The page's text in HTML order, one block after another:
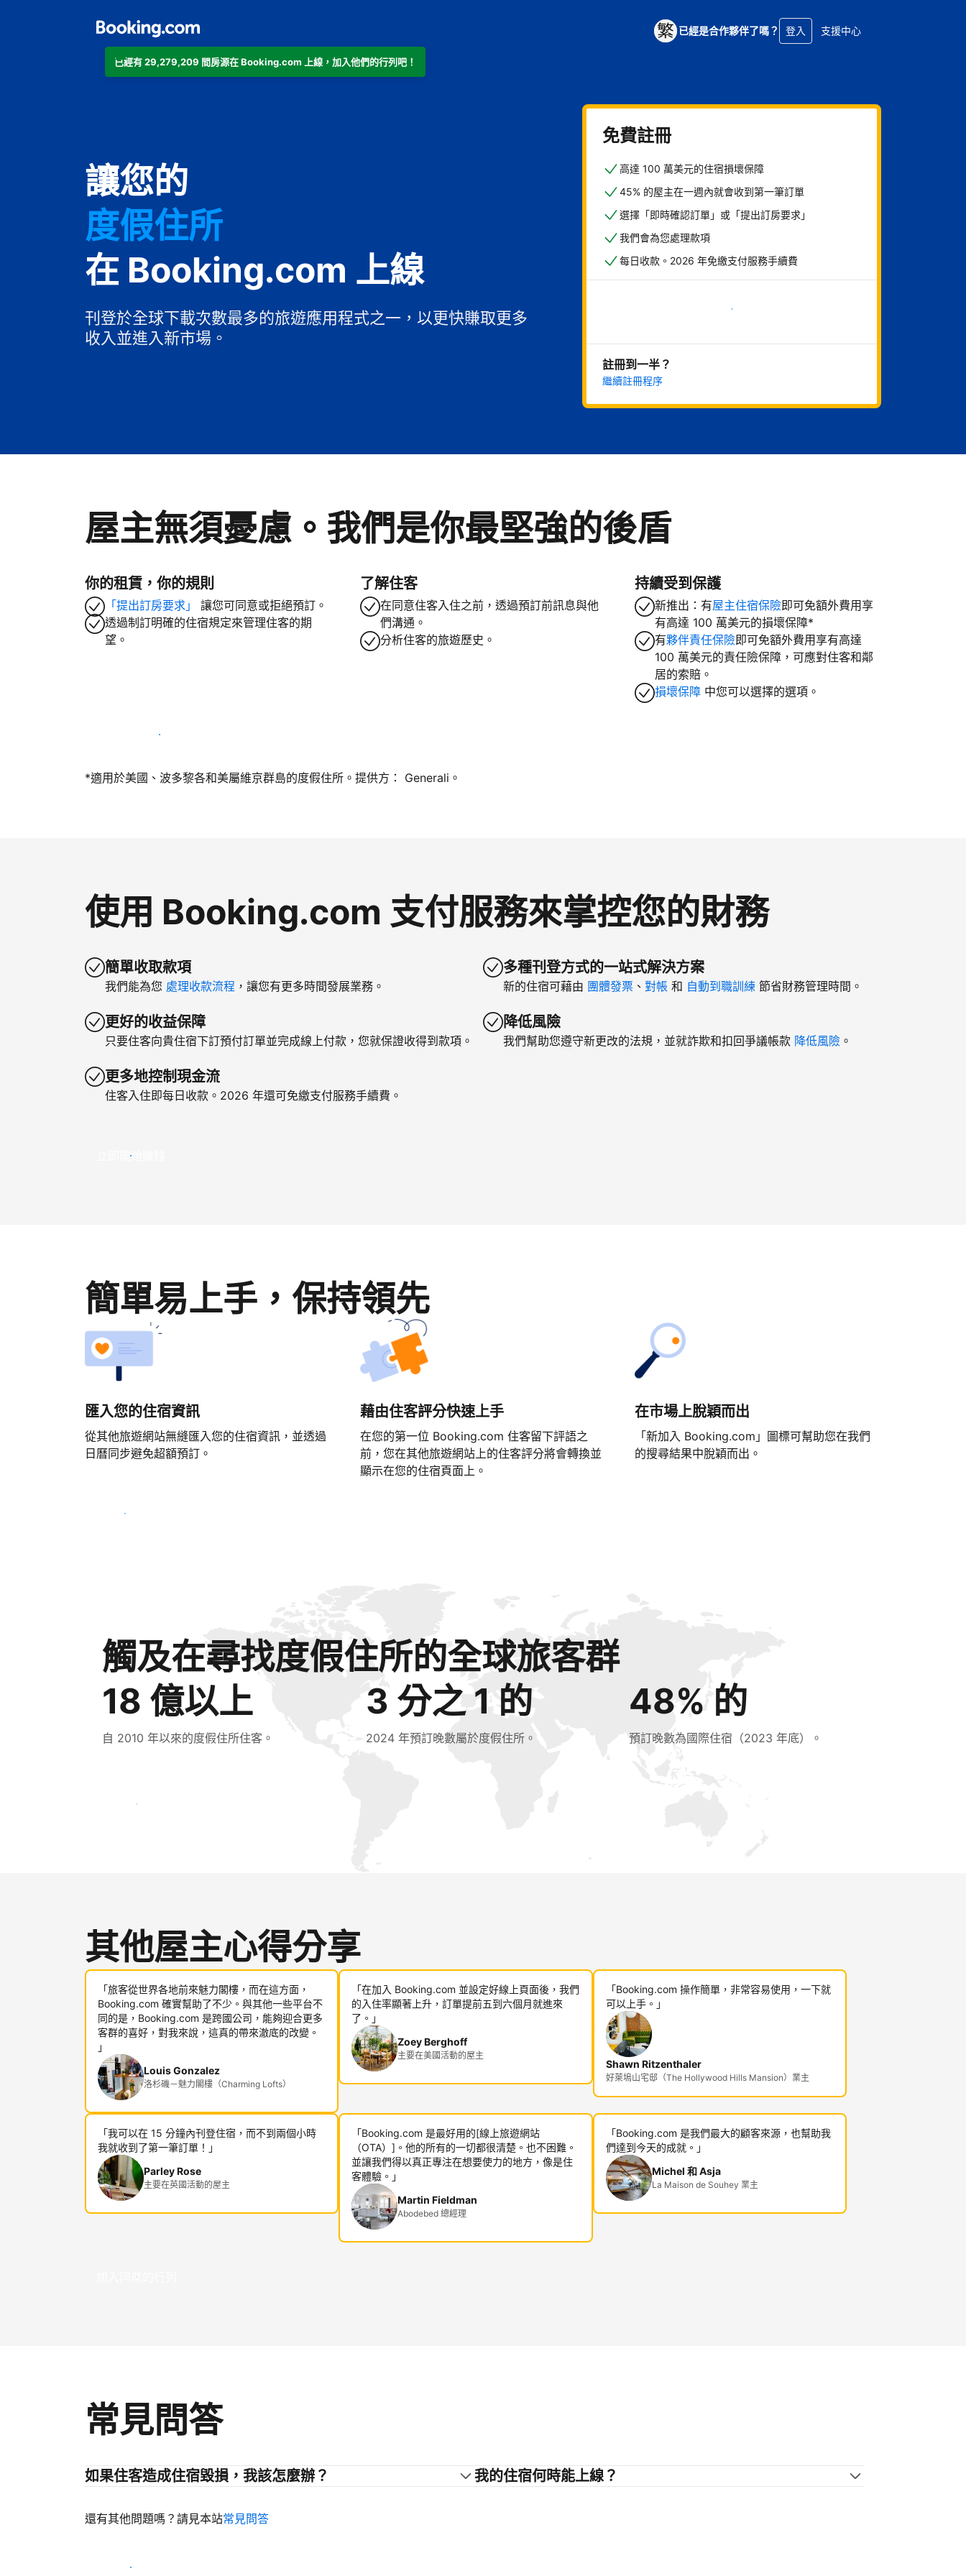
已經有 29,279,209 間房源在 Booking.com 上線，加入他們的行列吧！
已經是合作夥伴了嗎？ 登入 支援中心
讓您的
飯店
度假住所
家庭旅館
B&B
在 Booking.com 上線
刊登於全球下載次數最多的旅遊應用程式之一，以更快賺取更多
收入並進入新市場。
免費註冊
高達 100 萬美元的住宿損壞保障
45% 的屋主在一週內就會收到第一筆訂單
選擇「即時確認訂單」或「提出訂房要求」
我們會為您處理款項
每日收款。2026 年免繳支付服務手續費
現在就開始
註冊到一半？
繼續註冊程序
屋主無須憂慮。我們是你最堅強的後盾
你的租賃，你的規則
「提出訂房要求」
讓您可同意或拒絕預訂。
透過制訂明確的住宿規定來管理住客的期
望。
了解住客
在同意住客入住之前，透過預訂前訊息與他
們溝通。
分析住客的旅遊歷史。
持續受到保護
新推出：有屋主住宿保險即可免額外費用享
有高達 100 萬美元的損壞保障*
有夥伴責任保險即可免額外費用享有高達
100 萬美元的責任險保障，可應對住客和鄰
居的索賠。
損壞保障 中您可以選擇的選項。
今天就和我們一起當屋主
*適用於美國、波多黎各和美屬維京群島的度假住所。提供方： Generali。
使用 Booking.com 支付服務來掌控您的財務
簡單收取款項
我們能為您 處理收款流程 ，讓您有更多時間發展業務。
更好的收益保障
只要住客向貴住宿下訂預付訂單並完成線上付款，您就保證收得到款項。
更多地控制現金流
住客入住即每日收款。2026 年還可免繳支付服務手續費。
多種刊登方式的一站式解決方案
新的住宿可藉由 團體發票 、 對帳 和 自動到職訓練 節省財務管理時間。
降低風險
我們幫助您遵守新更改的法規，並就詐欺和扣回爭議帳款 降低風險 。
立即開始賺錢
簡單易上手，保持領先
匯入您的住宿資訊
從其他旅遊網站無縫匯入您的住宿資訊，並透過
日曆同步避免超額預訂。
藉由住客評分快速上手
在您的第一位 Booking.com 住客留下評語之
前，您在其他旅遊網站上的住客評分將會轉換並
顯示在您的住宿頁面上。
在市場上脫穎而出
「新加入 Booking.com」圖標可幫助您在我們
的搜尋結果中脫穎而出。
立即開始吧
觸及在尋找度假住所的全球旅客群
18 億以上
自 2010 年以來的度假住所住客。
3 分之 1 的
2024 年預訂晚數屬於度假住所。
48% 的
預訂晚數為國際住宿（2023 年底）。
立即接觸新住客
其他屋主心得分享
「旅客從世界各地前來魅力閣樓，而在這方面，
Booking.com 確實幫助了不少。與其他一些平台不
同的是，Booking.com 是跨國公司，能夠迎合更多
客群的喜好，對我來說，這真的帶來澈底的改變。
」
Louis Gonzalez
洛杉磯－魅力閣樓（Charming Lofts）
「在加入 Booking.com 並設定好線上頁面後，我們
的入住率顯著上升，訂單提前五到六個月就進來
了。」
Zoey Berghoff
主要在美國活動的屋主
「Booking.com 操作簡單，非常容易使用，一下就
可以上手。」
Shawn Ritzenthaler
好萊塢山宅邸（The Hollywood Hills Mansion）業主
「我可以在 15 分鐘內刊登住宿，而不到兩個小時
我就收到了第一筆訂單！」
Parley Rose
主要在英國活動的屋主
「Booking.com 是最好用的[線上旅遊網站
（OTA）]。他的所有的一切都很清楚。也不困難。
並讓我們得以真正專注在想要使力的地方，像是住
客體驗。」
Martin Fieldman
Abodebed 總經理
「Booking.com 是我們最大的顧客來源，也幫助我
們達到今天的成就。」
Michel 和 Asja
La Maison de Souhey 業主
加入同業的行列
常見問答
如果住客造成住宿毀損，我該怎麼辦？ 我的住宿何時能上線？
還有其他問題嗎？請見本站常見問答
開始迎接住客